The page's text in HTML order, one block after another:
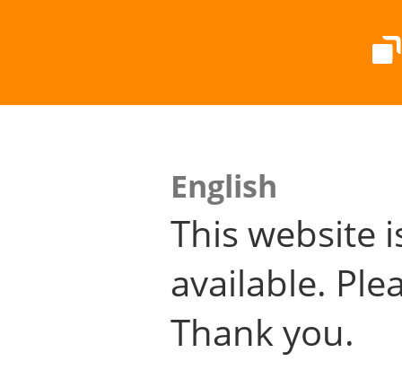
English
This website
available.
Thank you.